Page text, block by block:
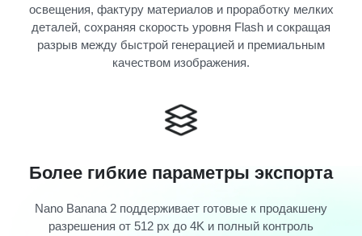
освещения, фактуру материалов и проработку мелких
деталей, сохраняя скорость уровня Flash и сокращая
разрыв между быстрой генерацией и премиальным
качеством изображения.
Более гибкие параметры экспорта
Nano Banana 2 поддерживает готовые к продакшену
разрешения от 512 px до 4K и полный контроль